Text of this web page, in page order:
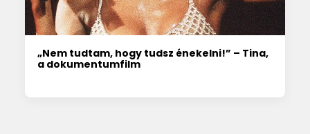
„Nem tudtam, hogy tudsz énekelni!” – Tina,
a dokumentumfilm